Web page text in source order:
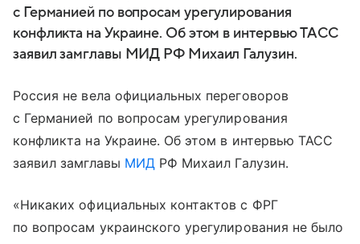
с Германией по вопросам урегулирования
конфликта на Украине. Об этом в интервью ТАСС
заявил замглавы МИД РФ Михаил Галузин.
Россия не вела официальных переговоров
с Германией по вопросам урегулирования
конфликта на Украине. Об этом в интервью ТАСС
заявил замглавы МИДРФ Михаил Галузин.
«Никаких официальных контактов с ФРГ
по вопросам украинского урегулирования не было